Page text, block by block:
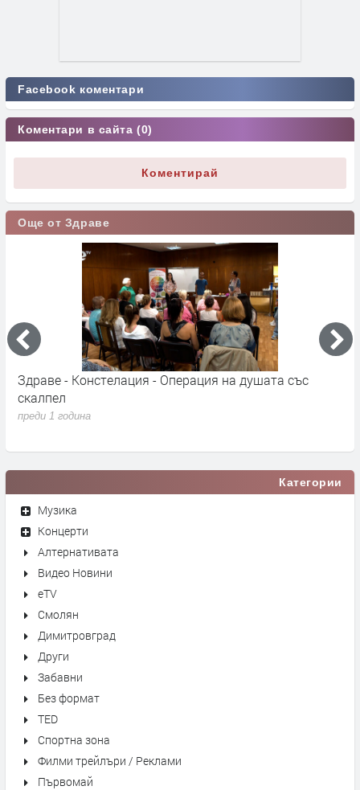
Facebook коментари
Коментари в сайта (0)
Коментирай
Още от Здраве
Здраве - Констелация - Операция на душата със
скалпел
преди 1 година
Категории
Музика
Концерти
Алтернативата
Видео Новини
eTV
Смолян
Димитровград
Други
Забавни
Без формат
TED
Спортна зона
Филми трейлъри / Реклами
Първомай